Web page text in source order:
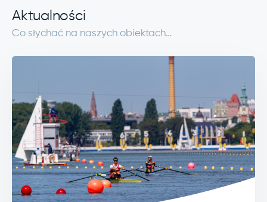
Aktualności
Co słychać na naszych obiektach…